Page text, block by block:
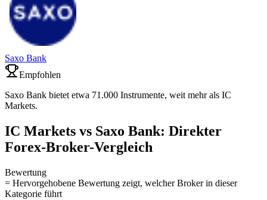
Saxo Bank
Empfohlen
Saxo Bank bietet etwa 71.000 Instrumente, weit mehr als IC
Markets.
IC Markets vs Saxo Bank: Direkter
Forex-Broker-Vergleich
Bewertung
= Hervorgehobene Bewertung zeigt, welcher Broker in dieser
Kategorie führt